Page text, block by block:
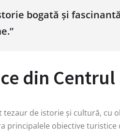
bogată și
din
de istorie și cultură, cu
principalele obiective